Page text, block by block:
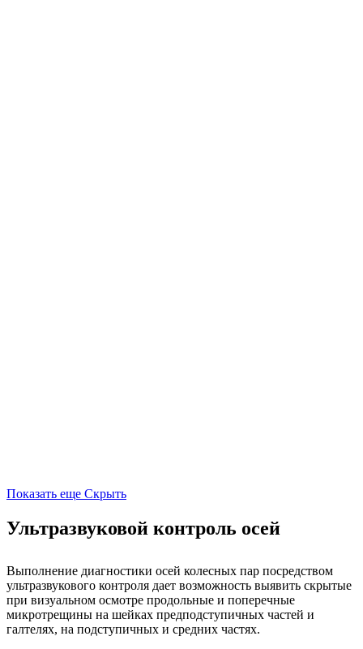
Показать еще Скрыть
Ультразвуковой контроль осей
Выполнение диагностики осей колесных пар посредством
ультразвукового контроля дает возможность выявить скрытые
при визуальном осмотре продольные и поперечные
микротрещины на шейках предподступичных частей и
галтелях, на подступичных и средних частях.